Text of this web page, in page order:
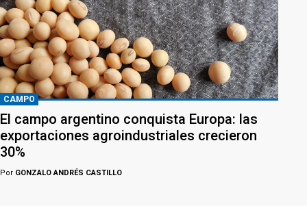
CAMPO
El campo argentino conquista Europa: las
exportaciones agroindustriales crecieron
30%
Por GONZALO ANDRÉS CASTILLO